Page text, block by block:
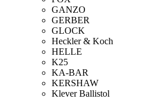
GANZO
GERBER
GLOCK
Heckler & Koch
HELLE
K25
KA-BAR
KERSHAW
Klever Ballistol